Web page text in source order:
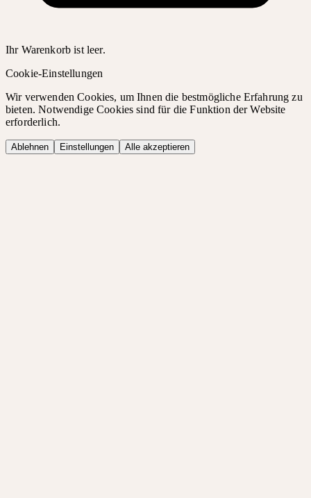
Ihr Warenkorb ist leer.
Cookie-Einstellungen
Wir verwenden Cookies, um Ihnen die bestmögliche Erfahrung zu
bieten. Notwendige Cookies sind für die Funktion der Website
erforderlich.
Ablehnen Einstellungen Alle akzeptieren